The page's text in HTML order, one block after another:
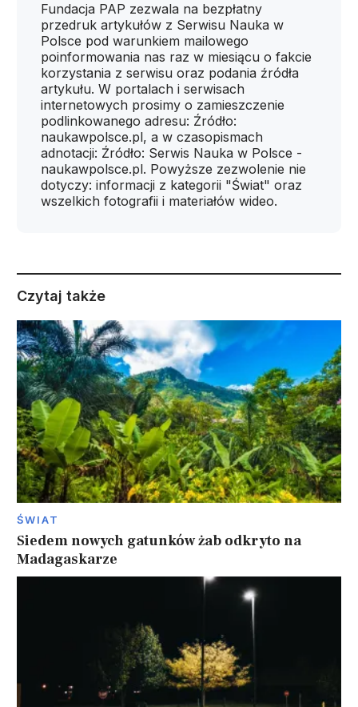
Fundacja PAP zezwala na bezpłatny
przedruk artykułów z Serwisu Nauka w
Polsce pod warunkiem mailowego
poinformowania nas raz w miesiącu o fakcie
korzystania z serwisu oraz podania źródła
artykułu. W portalach i serwisach
internetowych prosimy o zamieszczenie
podlinkowanego adresu: Źródło:
naukawpolsce.pl, a w czasopismach
adnotacji: Źródło: Serwis Nauka w Polsce -
naukawpolsce.pl. Powyższe zezwolenie nie
dotyczy: informacji z kategorii "Świat" oraz
wszelkich fotografii i materiałów wideo.
Czytaj także
ŚWIAT
Siedem nowych gatunków żab odkryto na
Madagaskarze